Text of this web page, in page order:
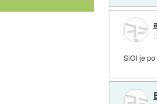
::
SiOl je